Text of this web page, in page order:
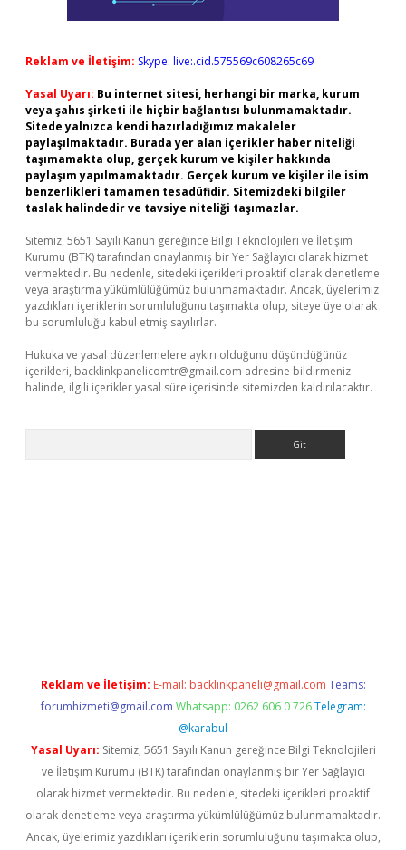
Reklam ve İletişim: Skype: live:.cid.575569c608265c69
Yasal Uyarı: Bu internet sitesi, herhangi bir marka, kurum
veya şahıs şirketi ile hiçbir bağlantısı bulunmamaktadır.
Sitede yalnızca kendi hazırladığımız makaleler
paylaşılmaktadır. Burada yer alan içerikler haber niteliği
taşımamakta olup, gerçek kurum ve kişiler hakkında
paylaşım yapılmamaktadır. Gerçek kurum ve kişiler ile isim
benzerlikleri tamamen tesadüfidir. Sitemizdeki bilgiler
taslak halindedir ve tavsiye niteliği taşımazlar.
Sitemiz, 5651 Sayılı Kanun gereğince Bilgi Teknolojileri ve İletişim
Kurumu (BTK) tarafından onaylanmış bir Yer Sağlayıcı olarak hizmet
vermektedir. Bu nedenle, sitedeki içerikleri proaktif olarak denetleme
veya araştırma yükümlülüğümüz bulunmamaktadır. Ancak, üyelerimiz
yazdıkları içeriklerin sorumluluğunu taşımakta olup, siteye üye olarak
bu sorumluluğu kabul etmiş sayılırlar.
Hukuka ve yasal düzenlemelere aykırı olduğunu düşündüğünüz
içerikleri, backlinkpanelicomtr@gmail.com adresine bildirmeniz
halinde, ilgili içerikler yasal süre içerisinde sitemizden kaldırılacaktır.
Reklam ve İletişim: E-mail: backlinkpaneli@gmail.com Teams:
forumhizmeti@gmail.com Whatsapp: 0262 606 0 726 Telegram:
@karabul
Yasal Uyarı: Sitemiz, 5651 Sayılı Kanun gereğince Bilgi Teknolojileri
ve İletişim Kurumu (BTK) tarafından onaylanmış bir Yer Sağlayıcı
olarak hizmet vermektedir. Bu nedenle, sitedeki içerikleri proaktif
olarak denetleme veya araştırma yükümlülüğümüz bulunmamaktadır.
Ancak, üyelerimiz yazdıkları içeriklerin sorumluluğunu taşımakta olup,